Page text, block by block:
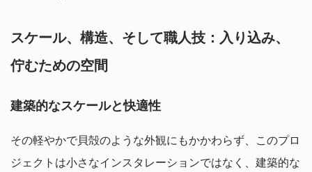
スケール、構造、そして職人技：入り込み、
佇むための空間
建築的なスケールと快適性
その軽やかで貝殻のような外観にもかかわらず、このプロ
ジェクトは小さなインスタレーションではなく、建築的な